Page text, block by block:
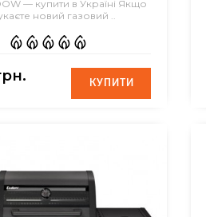
— купити в Україні Якщо
новий газовий ..
КУПИТИ
КУПИТИ